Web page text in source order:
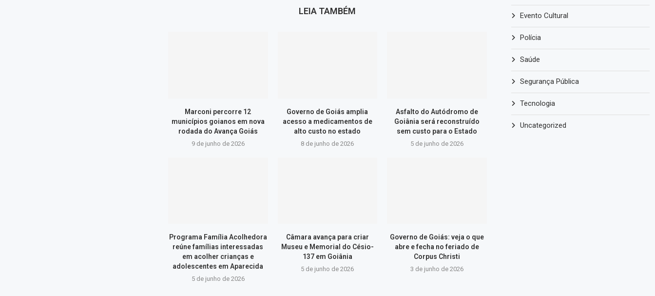
LEIA TAMBÉM
Marconi percorre 12
municípios goianos em nova
rodada do Avança Goiás
9 de junho de 2026
Governo de Goiás amplia
acesso a medicamentos de
alto custo no estado
8 de junho de 2026
Asfalto do Autódromo de
Goiânia será reconstruído
sem custo para o Estado
5 de junho de 2026
Programa Família Acolhedora
reúne famílias interessadas
em acolher crianças e
adolescentes em Aparecida
5 de junho de 2026
Câmara avança para criar
Museu e Memorial do Césio-
137 em Goiânia
5 de junho de 2026
Governo de Goiás: veja o que
abre e fecha no feriado de
Corpus Christi
3 de junho de 2026
Evento Cultural
Polícia
Saúde
Segurança Pública
Tecnologia
Uncategorized